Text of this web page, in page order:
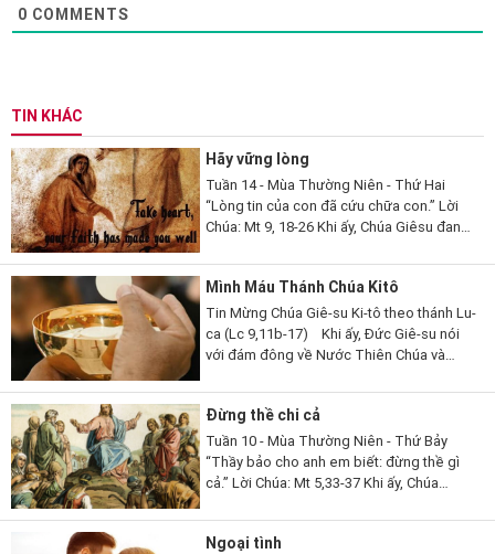
0 COMMENTS
TIN KHÁC
Hãy vững lòng
Tuần 14 - Mùa Thường Niên - Thứ Hai
“Lòng tin của con đã cứu chữa con.” Lời
Chúa: Mt 9, 18-26 Khi ấy, Chúa Giêsu đang
mà thưa...
Mình Máu Thánh Chúa Kitô
Tin Mừng Chúa Giê-su Ki-tô theo thánh Lu-
ca (Lc 9,11b-17) Khi ấy, Đức Giê-su nói
với đám đông về Nước Thiên Chúa và
đã bắt đầu tàn. Nhóm Mười Hai đến...
Đừng thề chi cả
Tuần 10 - Mùa Thường Niên - Thứ Bảy
“Thầy bảo cho anh em biết: đừng thề gì
cả.” Lời Chúa: Mt 5,33-37 Khi ấy, Chúa
con lại còn nghe dạy người...
Ngoại tình